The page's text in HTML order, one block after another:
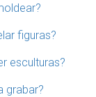
figuras?
esculturas?
grabar?